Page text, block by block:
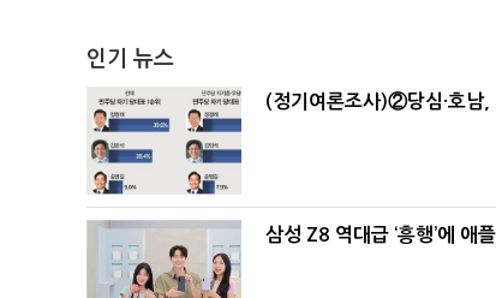
인기 뉴스
(정기여론조사)②당심·호남
삼성 Z8 역대급 ‘흥행’에 애